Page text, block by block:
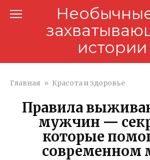
истории
Главная » Красота и здоровье
Правила
мужчин —
которые
современном